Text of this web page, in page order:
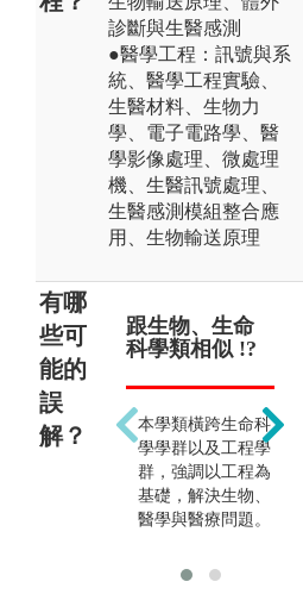
診斷與生醫感測
●醫學工程：訊號與系
統、醫學工程實驗、
生醫材料、生物力
學、電子電路學、醫
學影像處理、微處理
機、生醫訊號處理、
生醫感測模組整合應
用、生物輸送原理
有哪
些可
能的
誤
解？
跟生物、生命
科學類相似 !?
本學類橫跨生命科
學學群以及工程學
群，強調以工程為
基礎，解決生物、
醫學與醫療問題。